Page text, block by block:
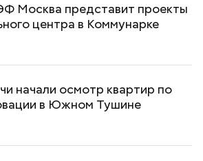
Москва представит проекты
центра в Коммунарке
начали осмотр квартир по
в Южном Тушине